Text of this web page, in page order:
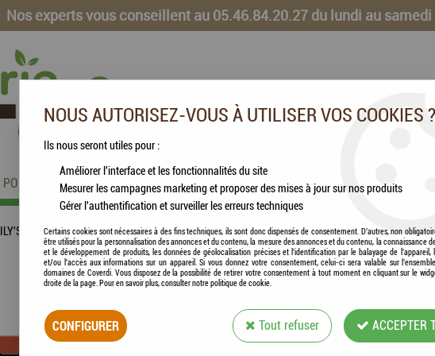
Nos experts vous conseillent au 05.46.84.20.27 du lundi au samedi
POISSONS CHEVAUX VOLAILLES ANIMAUX DE LA FERME
LILY'S KITCHEN - Friandises Chien Tropical Mangue & Patate douce
LILY'S KITCHEN -
MANGUE &
NOUS AUTORISEZ-VOUS À UTILISER VOS COOKIES ?
Ils nous seront utiles pour :
Améliorer l'interface et les fonctionnalités du site
Mesurer les campagnes marketing et proposer des mises à jour sur nos produits
Gérer l'authentification et surveiller les erreurs techniques
Certains cookies sont nécessaires à des fins techniques, ils sont donc dispensés de consentement. D'autres, non
être utilisés pour la personnalisation des annonces et du contenu, la mesure des annonces et du contenu, la connaissance
et le développement de produits, les données de géolocalisation précises et l'identification par le balayage de l'appareil,
et/ou l'accès aux informations sur un appareil. Si vous donnez votre consentement, celui-ci sera valable sur
domaines de Coverdi. Vous disposez de la possibilité de retirer votre consentement à tout moment en cliquant sur le
droite de la page. Pour en savoir plus, consulter notre politique de cookie.
CONFIGURER Tout refuser ACCEPTER